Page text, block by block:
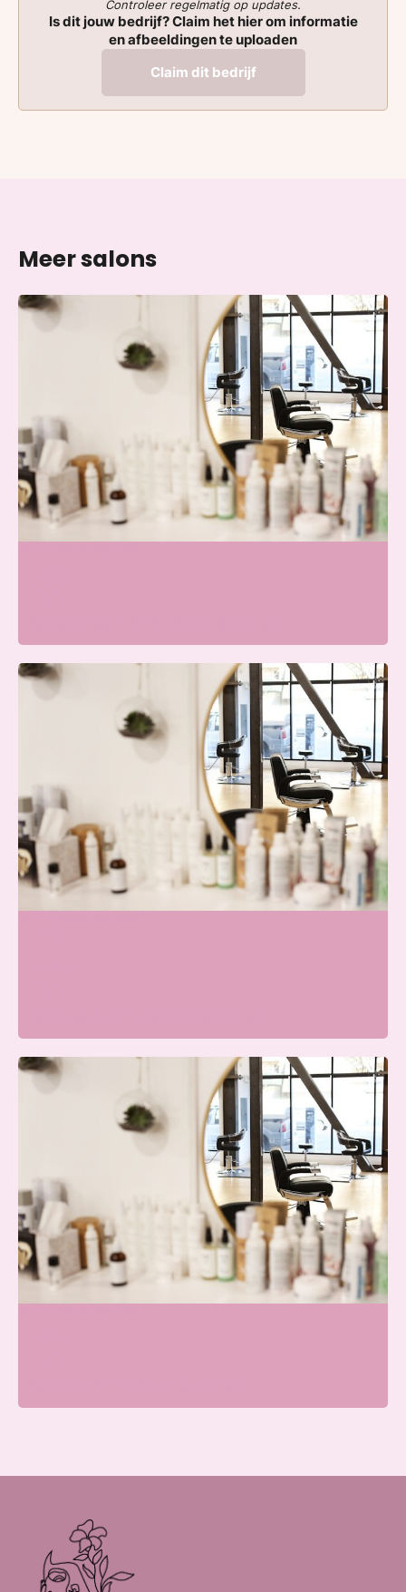
Controleer regelmatig op updates.
Is dit jouw bedrijf? Claim het hier om informatie
en afbeeldingen te uploaden
Claim dit bedrijf
Meer salons
Skin & Glow Atelier Ede
Beauty Center Renaat |
Schoonheidssalon Ede
Blissfullcare